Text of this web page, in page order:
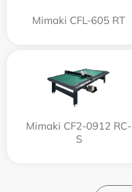
Mimaki CFL-605 RT
Mimaki CF2-0912 RC-
S